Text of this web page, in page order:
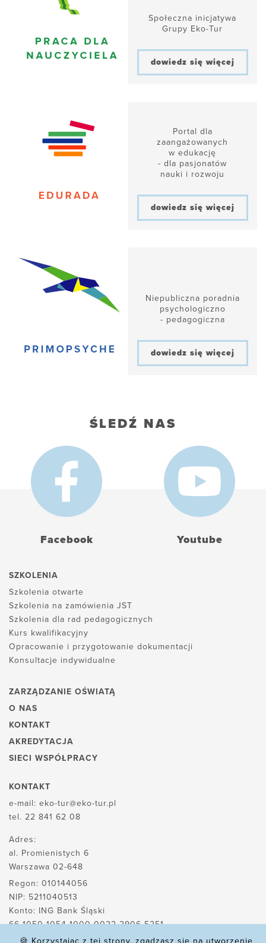
Społeczna inicjatywa
Grupy Eko-Tur
dowiedz się więcej
Portal dla
zaangażowanych
w edukację
- dla pasjonatów
nauki i rozwoju
dowiedz się więcej
Niepubliczna poradnia
psychologiczno
- pedagogiczna
dowiedz się więcej
ŚLEDŹ NAS
Facebook Youtube
SZKOLENIA
Szkolenia otwarte
Szkolenia na zamówienia JST
Szkolenia dla rad pedagogicznych
Kurs kwalifikacyjny
Opracowanie i przygotowanie dokumentacji
Konsultacje indywidualne
ZARZĄDZANIE OŚWIATĄ
O NAS
KONTAKT
AKREDYTACJA
SIECI WSPÓŁPRACY
KONTAKT
e-mail: eko-tur@eko-tur.pl
tel. 22 841 62 08
Adres:
al. Promienistych 6
Warszawa 02-648
Regon: 010144056
NIP: 5211040513
Konto: ING Bank Śląski
66 1050 1054 1000 0022 2906 5251
🍪 Korzystając z tej strony, zgadzasz się na utworzenie